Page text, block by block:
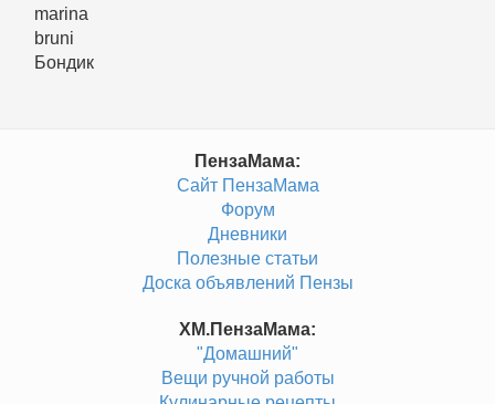
marina
bruni
Бондик
ПензаМама:
Сайт ПензаМама
Форум
Дневники
Полезные статьи
Доска объявлений Пензы
ХМ.ПензаМама:
"Домашний"
Вещи ручной работы